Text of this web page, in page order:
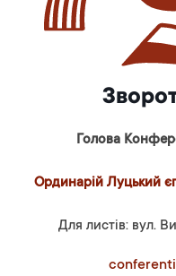
Голова
Ординарій Луцький
Для листів: вул.